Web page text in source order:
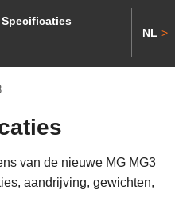
Specificaties
NL >
van de nieuwe MG MG3
aandrijving, gewichten,